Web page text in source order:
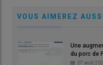
sur le marché
VOUS AIMEREZ AUSSI
Une
du porc de
07 août